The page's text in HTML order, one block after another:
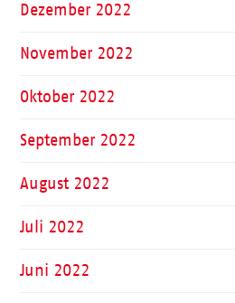
Dezember 2022
November 2022
Oktober 2022
September 2022
August 2022
Juli 2022
Juni 2022